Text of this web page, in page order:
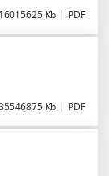
Kb PDF
Kb PDF